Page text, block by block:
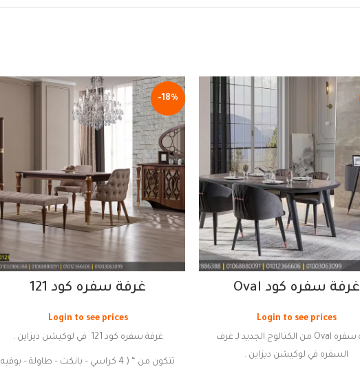
غرفة سفره كود Oval
Login to see prices
غرفة سفره Oval من الكتالوج الجديد لـ غرف
السفره في لوكيشن ديزاين .
-18%
غرفة سفره كود 121
Login to see prices
غرفة سفره كود 121 في لوكيشن ديزاين .
تتكون من “
( 4 كراسي – بانكت – طاولة – بوفيه